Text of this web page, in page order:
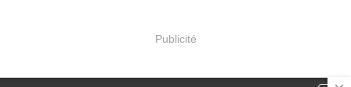
Publicité